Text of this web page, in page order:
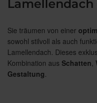
Sie träumen von einer
sowohl stilvoll als auch
Lamellendach. Dieses
Kombination aus Schatten
Gestaltung